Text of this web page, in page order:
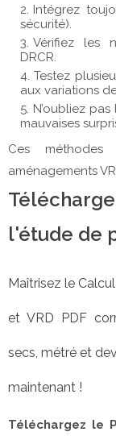
Intégrez
sécurité).
Vérifiez les
DRCR.
Testez
aux variations
N’oubliez
mauvaises
Ces méthodes
aménagements
l'étude de
Maîtrisez le
et VRD PDF
secs, métré et
maintenant !
Téléchargez le